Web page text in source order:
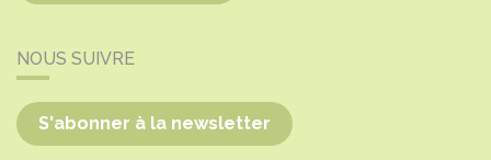
NOUS SUIVRE
S'abonner à la newsletter